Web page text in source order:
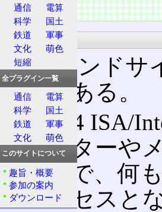
特徴
機能
オペランドサ
クスである。
AMD64 ISA/
レジスターや
と同様で、何
のアクセスと
通信
電算
科学
国土
鉄道
軍事
文化
萌色
短縮
全プラグイン一覧
通信
電算
科学
国土
鉄道
軍事
文化
萌色
このサイトについて
趣旨・概要
参加の案内
ダウンロード